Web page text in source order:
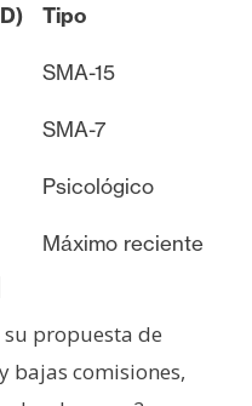
Tipo
SMA-15
SMA-7
Psicológico
Máximo reciente
propuesta de
bajas comisiones,